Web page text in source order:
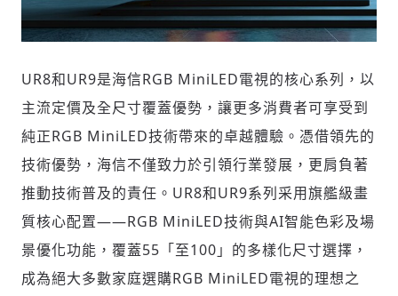
登入或註冊
輸入 Email 驗證碼
請輸入發送到的驗證碼
(十分鐘內有效)
UR8和UR9是海信RGB MiniLED電視的核心系列，以
主流定價及全尺寸覆蓋優勢，讓更多消費者可享受到
純正RGB MiniLED技術帶來的卓越體驗。憑借領先的
技術優勢，海信不僅致力於引領行業發展，更肩負著
推動技術普及的責任。UR8和UR9系列采用旗艦級畫
質核心配置——RGB MiniLED技術與AI智能色彩及場
景優化功能，覆蓋55「至100」的多樣化尺寸選擇，
成為絕大多數家庭選購RGB MiniLED電視的理想之